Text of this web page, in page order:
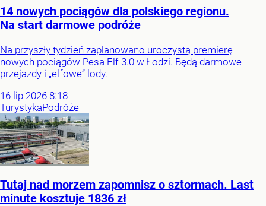
14 nowych pociągów dla polskiego regionu.
Na start darmowe podróże
Na przyszły tydzień zaplanowano uroczystą premierę
nowych pociągów Pesa Elf 3.0 w Łodzi. Będą darmowe
przejazdy i „elfowe” lody.
16 lip 2026 8:18
TurystykaPodróże
Tutaj nad morzem zapomnisz o sztormach. Last
minute kosztuje 1836 zł